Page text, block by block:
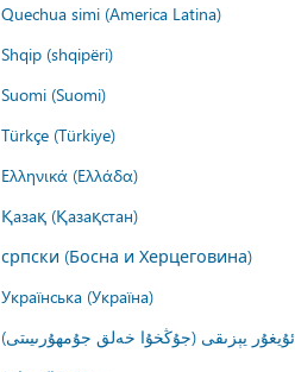
Quechua simi (America Latina)
Shqip (shqipëri)
Suomi (Suomi)
Türkçe (Türkiye)
Ελληνικά (Ελλάδα)
Қазақ (Қазақстан)
српски (Босна и Херцеговина)
Українська (Україна)
ئۇيغۇر يېزىقى (جۇڭخۇا خەلق جۇمھۇرىيىتى)